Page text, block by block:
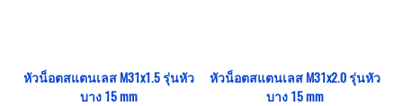
หัวน็อตสแตนเลส M31x1.5 รุ่นหัว
บาง 15 mm
หัวน็อตสแตนเลส M31x2.0 รุ่นหัว
บาง 15 mm